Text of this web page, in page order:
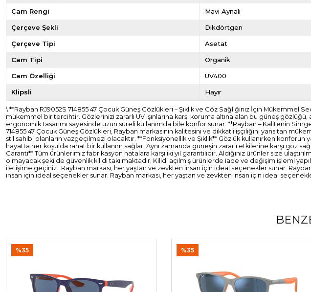
Cam Rengi Mavi Aynalı
Çerçeve Şekli Dikdörtgen
Çerçeve Tipi Asetat
Cam Tipi Organik
Cam Özelliği UV400
Klipsli Hayır
\ **Rayban RJ9052S 714855 47 Çocuk Güneş Gözlükleri – Şıklık ve Göz Sağlığınız İçin
mükemmel bir tercihtir. Gözlerinizi zararlı UV ışınlarına karşı koruma altına alan bu güneş
ergonomik tasarımı sayesinde uzun süreli kullanımda bile konfor sunar. **Rayban – Kalitenin
714855 47 Çocuk Güneş Gözlükleri, Rayban markasının kalitesini ve dikkatli işçiliğini yansıtan
stil sahibi olanların vazgeçilmezi olacaktır. **Fonksiyonellik ve Şıklık** Gözlük kullanırken konforun
hayatta her koşulda rahat bir kullanım sağlar. Aynı zamanda güneşin zararlı etkilerine karşı göz
Garanti** Tüm ürünlerimiz fabrikasyon hatalara karşı iki yıl garantilidir. Aldığınız ürünler size
olmayacak şekilde güvenlik kilidi takılmaktadır. Kilidi açılmış ürünlerde iade ve değişim işlemi
iletişime geçiniz.. Rayban markası, her yaştan ve zevkten insan için ideal seçenekler sunar.
insan için ideal seçenekler sunar. Rayban markası, her yaştan ve zevkten insan için ideal
%35 %35